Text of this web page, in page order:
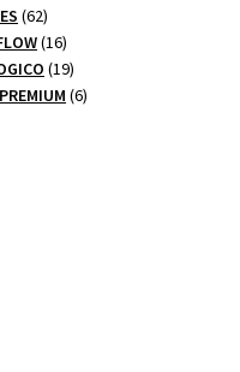
productos
6262
productos
1616
productos
1919
productos
66